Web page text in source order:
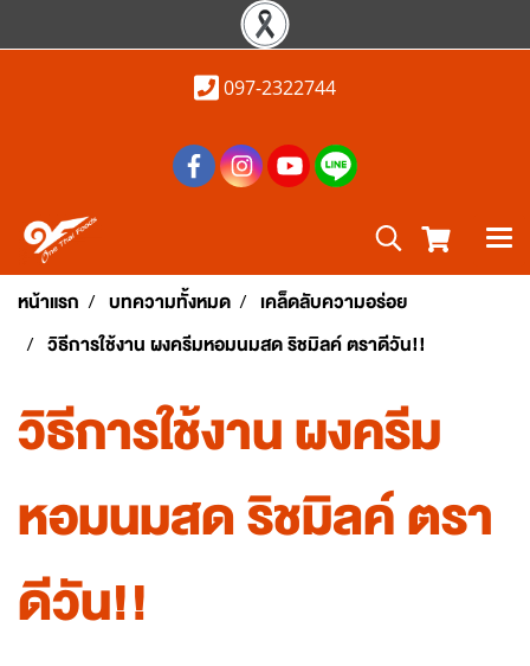
097-2322744
หน้าแรก บทความทั้งหมด
เคล็ดลับความอร่อย
วิธีการใช้งาน ผงครีมหอมนมสด ริชมิลค์ ตราดีวัน!!
วิธีการใช้งาน ผงครีม
หอมนมสด ริชมิลค์ ตรา
ดีวัน!!